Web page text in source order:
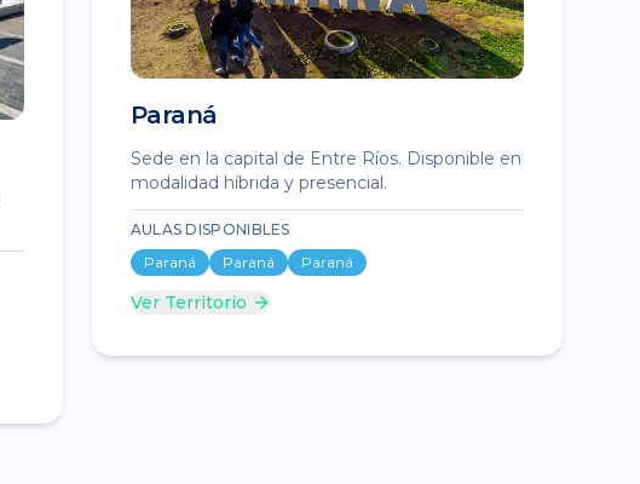
Paraná
Sede en la capital de Entre Ríos. Disponible en
modalidad híbrida y presencial.
AULAS DISPONIBLES
Paraná
Paraná Paraná
Ver Territorio